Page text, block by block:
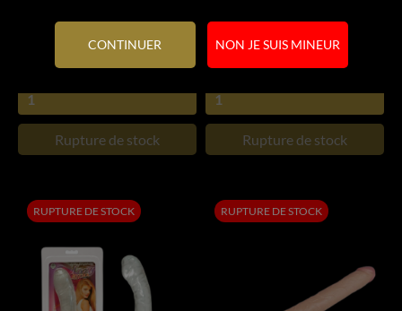
CONTINUER NON JE SUIS MINEUR
BOSS...
Prix
7 950 FCFP
Rupture de stock
Vac...
Prix
14 949 FCFP
Rupture de stock
RUPTURE DE STOCK RUPTURE DE STOCK